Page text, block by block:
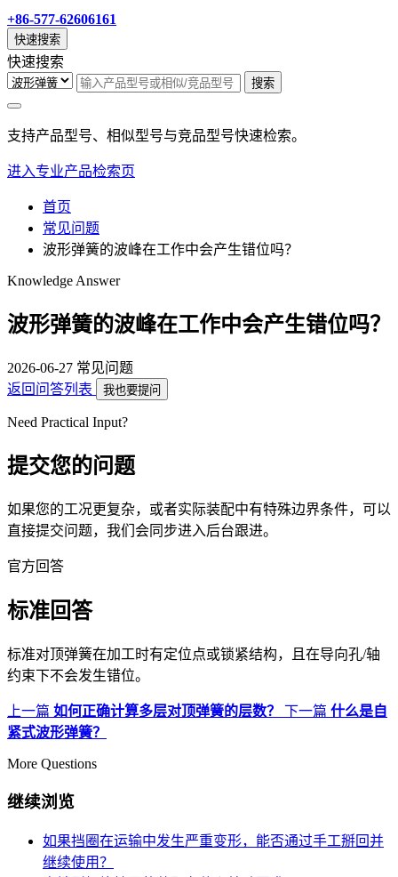
+86-577-62606161
快速搜索
快速搜索
搜索
支持产品型号、相似型号与竞品型号快速检索。
进入专业产品检索页
首页
常见问题
波形弹簧的波峰在工作中会产生错位吗？
Knowledge Answer
波形弹簧的波峰在工作中会产生错位吗？
2026-06-27 常见问题
返回问答列表
我也要提问
Need Practical Input?
提交您的问题
如果您的工况更复杂，或者实际装配中有特殊边界条件，可以
直接提交问题，我们会同步进入后台跟进。
官方回答
标准回答
标准对顶弹簧在加工时有定位点或锁紧结构，且在导向孔/轴
约束下不会发生错位。
上一篇 如何正确计算多层对顶弹簧的层数？ 下一篇 什么是自
紧式波形弹簧？
More Questions
继续浏览
如果挡圈在运输中发生严重变形，能否通过手工掰回并
继续使用？